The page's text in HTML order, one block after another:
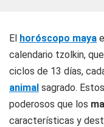
El horóscopo maya
calendario tzolkin,
ciclos de 13 días,
animal sagrado.
poderosos que los
características y